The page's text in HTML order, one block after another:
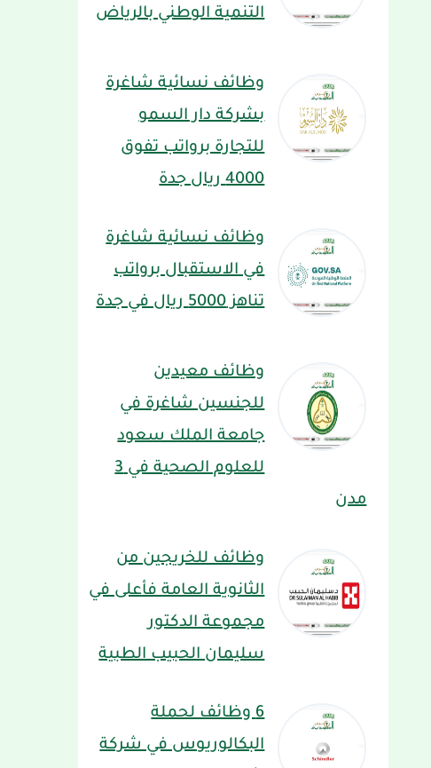
التنمية الوطني بالرياض
وظائف نسائية شاغرة
بشركة دار السمو
للتجارة برواتب تفوق
4000 ريال جدة
وظائف نسائية شاغرة
في الاستقبال برواتب
تناهز 5000 ريال في جدة
وظائف معيدين
للجنسين شاغرة في
جامعة الملك سعود
للعلوم الصحية في 3
مدن
وظائف للخريجين من
الثانوية العامة فأعلى في
مجموعة الدكتور
سليمان الحبيب الطبية
6 وظائف لحملة
البكالوريوس في شركة